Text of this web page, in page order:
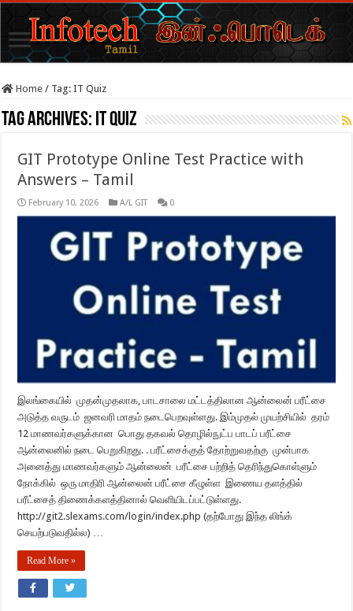
Home / Tag:IT Quiz
Tag Archives: IT Quiz
GIT Prototype Online Test Practice with
Answers – Tamil
February 10, 2026 A/L GIT 0
இலங்கையில் முதன்முதலாக, பாடசாலை மட்டத்திலான ஆன்லைன் பரீட்சை
அடுத்த வருடம் ஜனவரி மாதம் நடைபெறவுள்ளது. இம்முதல் முயற்சியில் தரம்
12 மாணவர்களுக்கான பொது தகவல் தொழில்நுட்ப பாடப் பரீட்சை
ஆன்லைனில் நடை பெறுகிறது. . பரீட்சைக்குத் தோற்றுவதற்கு முன்பாக
அனைத்து மாணவர்களும் ஆன்லைன் பரீட்சை பற்றித் தெரிந்துகொள்ளும்
நோக்கில் ஒரு மாதிரி ஆன்லைன் பரீட்சை கீழுள்ள இணைய தளத்தில்
பரீட்சைத் திணைக்களத்தினால் வெளியிடப்பட்டுள்ளது.
http://git2.slexams.com/login/index.php (தற்போது இந்த லிங்க்
செயற்படுவதில்ல) …
Read More »